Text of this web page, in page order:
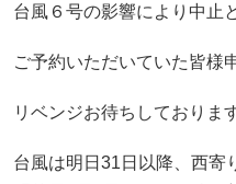
台風６号の影響により中止
ご予約いただいていた皆様
リベンジお待ちしておりま
台風は明日31日以降、西寄